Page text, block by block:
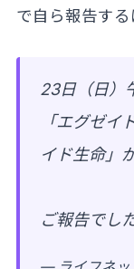
で自ら報告する
23日（日）
「エグゼイ
イド生命」
ご報告でし